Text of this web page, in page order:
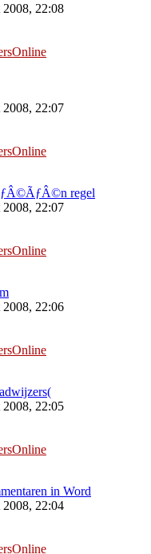
22:08
22:07
regel
22:07
22:06
22:05
in Word
22:04